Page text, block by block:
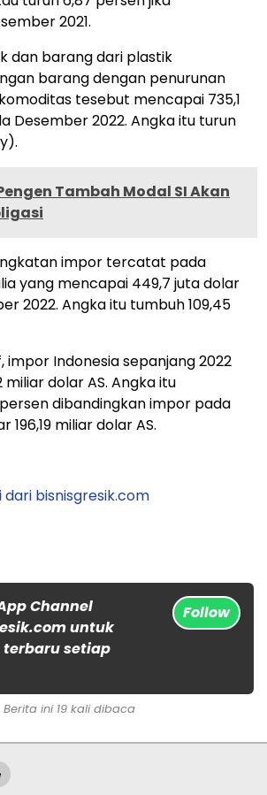
2021.
dan barang dari plastik
barang dengan penurunan
tesebut mencapai 735,1
Desember 2022. Angka itu turun
Tambah Modal SI Akan
impor tercatat pada
yang mencapai 449,7 juta dolar
2022. Angka itu tumbuh 109,45
impor Indonesia sepanjang 2022
dolar AS. Angka itu
dibandingkan impor pada
196,19 miliar dolar AS.
bisnisgresik.com
Channel
untuk
setiap
Follow
Berita ini 19 kali dibaca